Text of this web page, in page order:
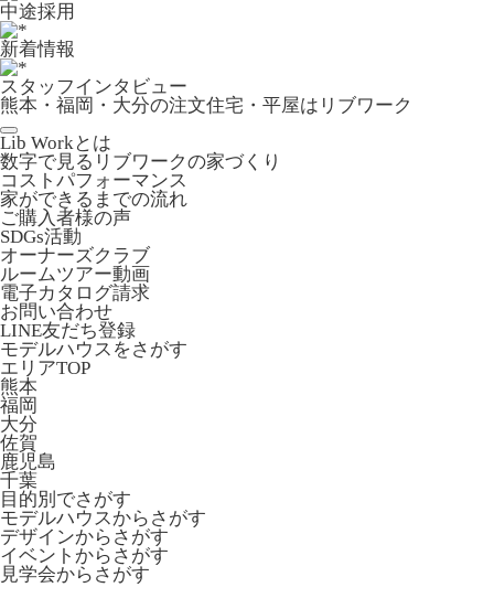
中途採用
新着情報
スタッフインタビュー
熊本・福岡・大分の注文住宅・平屋はリブワーク
Lib Workとは
数字で見るリブワークの家づくり
コストパフォーマンス
家ができるまでの流れ
ご購入者様の声
SDGs活動
オーナーズクラブ
ルームツアー動画
電子カタログ請求
お問い合わせ
LINE友だち登録
モデルハウスをさがす
エリアTOP
熊本
福岡
大分
佐賀
鹿児島
千葉
目的別でさがす
モデルハウスからさがす
デザインからさがす
イベントからさがす
見学会からさがす